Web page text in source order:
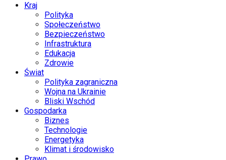
Kraj
Polityka
Społeczeństwo
Bezpieczeństwo
Infrastruktura
Edukacja
Zdrowie
Świat
Polityka zagraniczna
Wojna na Ukrainie
Bliski Wschód
Gospodarka
Biznes
Technologie
Energetyka
Klimat i środowisko